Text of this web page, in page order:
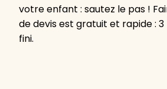
votre enfant : sautez le pas !
de devis est gratuit et rapide : 3
fini.